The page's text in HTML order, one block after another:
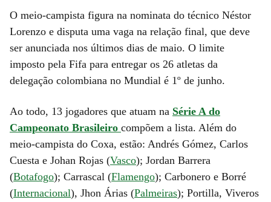
O meio-campista figura na nominata do técnico Néstor
Lorenzo e disputa uma vaga na relação final, que deve
ser anunciada nos últimos dias de maio. O limite
imposto pela Fifa para entregar os 26 atletas da
delegação colombiana no Mundial é 1º de junho.
Ao todo, 13 jogadores que atuam na Série A do
Campeonato Brasileiro compõem a lista. Além do
meio-campista do Coxa, estão: Andrés Gómez, Carlos
Cuesta e Johan Rojas (Vasco); Jordan Barrera
(Botafogo); Carrascal (Flamengo); Carbonero e Borré
(Internacional), Jhon Árias (Palmeiras); Portilla, Viveros